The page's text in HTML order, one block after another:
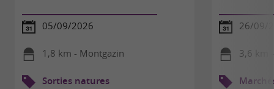
05/09/2026
1,8 km - Montgazin
Sorties natures
26/09/
3,6 km